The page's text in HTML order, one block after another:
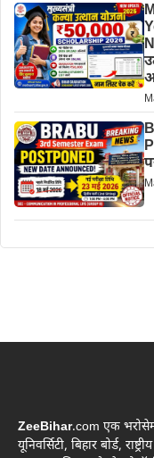
ZeeBihar.com एक
यूनिवर्सिटी, बिहार बोर्ड,